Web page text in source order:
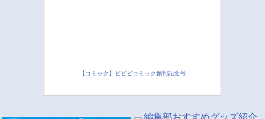
【コミック】ビビビコミック創刊記念号